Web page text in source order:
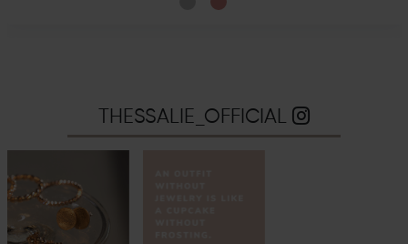
THESSALIE_OFFICIAL